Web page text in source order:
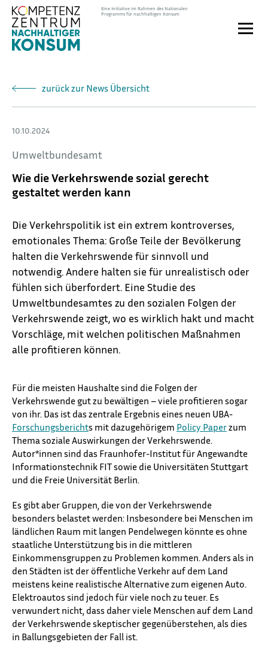
Direkt
zum
Inhalt
Eine Initiative im Rahmen des Nationalen
Programms für nachhaltigen Konsum
Toggle
zurück zur News Übersicht
10.10.2024
Umweltbundesamt
Wie die Verkehrswende sozial gerecht
gestaltet werden kann
Die Verkehrspolitik ist ein extrem kontroverses,
emotionales Thema: Große Teile der Bevölkerung
halten die Verkehrswende für sinnvoll und
notwendig. Andere halten sie für unrealistisch oder
fühlen sich überfordert. Eine Studie des
Umweltbundesamtes zu den sozialen Folgen der
Verkehrswende zeigt, wo es wirklich hakt und macht
Vorschläge, mit welchen politischen Maßnahmen
alle profitieren können.
Für die meisten Haushalte sind die Folgen der
Verkehrswende gut zu bewältigen – viele profitieren sogar
von ihr. Das ist das zentrale Ergebnis eines neuen ⁠UBA⁠-
Forschungsberichts mit dazugehörigem Policy Paperzum
Thema soziale Auswirkungen der Verkehrswende.
Autor*innen sind das Fraunhofer-Institut für Angewandte
Informationstechnik FIT sowie die Universitäten Stuttgart
und die Freie Universität Berlin.
Es gibt aber Gruppen, die von der Verkehrswende
besonders belastet werden: Insbesondere bei Menschen im
ländlichen Raum mit langen Pendelwegen könnte es ohne
staatliche Unterstützung bis in die mittleren
Einkommensgruppen zu Problemen kommen. Anders als in
den Städten ist der öffentliche Verkehr auf dem Land
meistens keine realistische Alternative zum eigenen Auto.
Elektroautos sind jedoch für viele noch zu teuer. Es
verwundert nicht, dass daher viele Menschen auf dem Land
der Verkehrswende skeptischer gegenüberstehen, als dies
in Ballungsgebieten der Fall ist.